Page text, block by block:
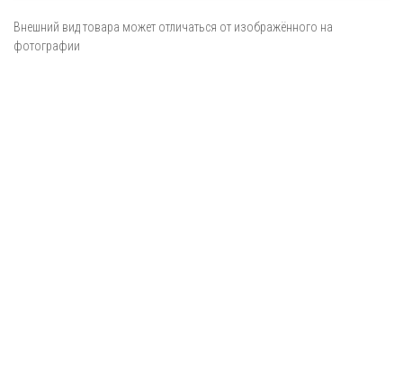
Внешний вид товара может отличаться от изображённого на
фотографии